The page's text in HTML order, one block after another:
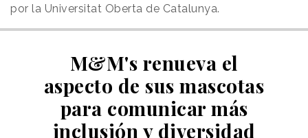
por la Universitat Oberta de Catalunya.
M&M's renueva el
aspecto de sus mascotas
para comunicar más
inclusión y diversidad